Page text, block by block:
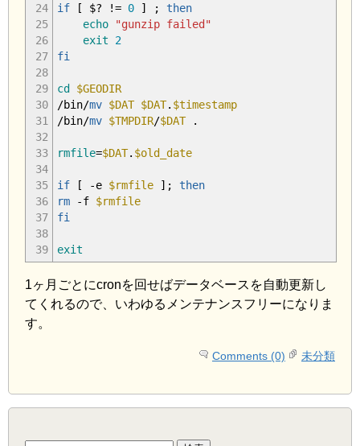
24
25
26
27
28
29
30
31
32
33
34
35
36
37
38
39
if
[ $? != 0 ] ; then
echo
"gunzip failed"
exit
2
fi
cd
$GEODIR
/bin/mv $DAT $DAT. $timestamp
/bin/mv $TMPDIR/$DAT.
rmfile=$DAT. $old_date
if [ -e $rmfile ] ; then
rm
-f $rmfile
fi
exit
1ヶ月ごとにcronを回せばデータベースを自動更新し
てくれるので、いわゆるメンテナンスフリーになりま
す。
Comments (0) 未分類